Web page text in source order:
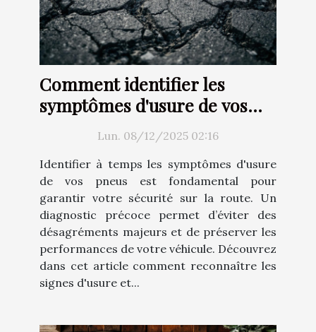
Comment identifier les
symptômes d'usure de vos
pneus ?Lun. 08/12/2025 02:16
Identifier à temps les symptômes d'usure
de vos pneus est fondamental pour
garantir votre sécurité sur la route. Un
diagnostic précoce permet d’éviter des
désagréments majeurs et de préserver les
performances de votre véhicule. Découvrez
dans cet article comment reconnaître les
signes d'usure et...